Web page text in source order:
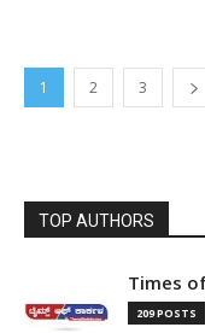
1 2 3
TOP AUTHORS
Times
209 POSTS